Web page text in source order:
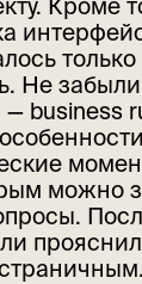
Кроме
только
Не
business
можно